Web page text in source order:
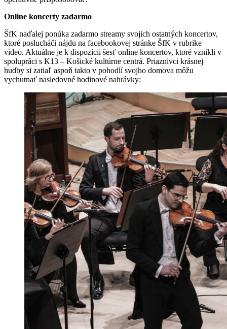
Online koncerty zadarmo
ŠfK naďalej ponúka zadarmo streamy svojich ostatných koncertov,
ktoré poslucháči nájdu na facebookovej stránke ŠfK v rubrike
video. Aktuálne je k dispozícii šesť online koncertov, ktoré vznikli v
spolupráci s K13 – Košické kultúrne centrá. Priaznivci krásnej
hudby si zatiaľ aspoň takto v pohodlí svojho domova môžu
vychutnať nasledovné hodinové nahrávky: